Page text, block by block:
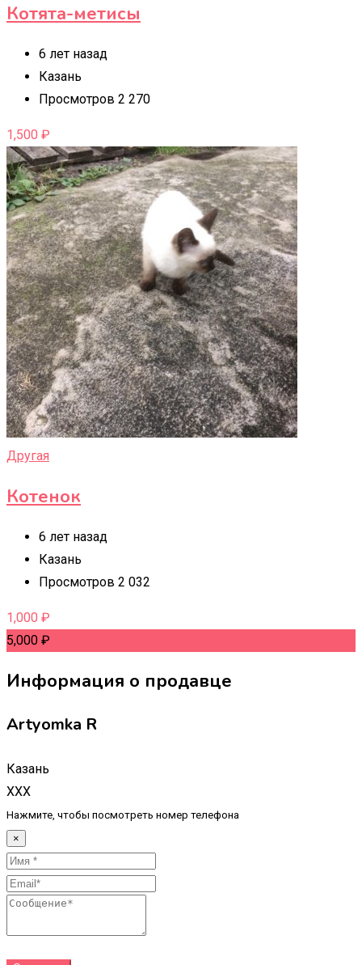
Котята-метисы
6 лет назад
Казань
Просмотров 2 270
1,500 ₽
Другая
Котенок
6 лет назад
Казань
Просмотров 2 032
1,000 ₽
5,000 ₽
Информация о продавце
Artyomka R
Казань
XXX
Нажмите, чтобы посмотреть номер телефона
×